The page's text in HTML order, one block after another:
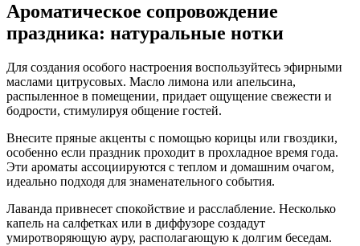
Ароматическое сопровождение
праздника: натуральные нотки
Для создания особого настроения воспользуйтесь эфирными
маслами цитрусовых. Масло лимона или апельсина,
распыленное в помещении, придает ощущение свежести и
бодрости, стимулируя общение гостей.
Внесите пряные акценты с помощью корицы или гвоздики,
особенно если праздник проходит в прохладное время года.
Эти ароматы ассоциируются с теплом и домашним очагом,
идеально подходя для знаменательного события.
Лаванда привнесет спокойствие и расслабление. Несколько
капель на салфетках или в диффузоре создадут
умиротворяющую ауру, располагающую к долгим беседам.